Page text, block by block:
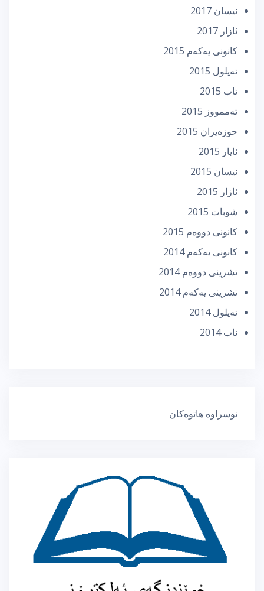
نیسان 2017
ئازار 2017
كانونی یه‌كه‌م 2015
ئه‌یلول 2015
ئاب 2015
تەممووز 2015
حوزه‌یران 2015
ئایار 2015
نیسان 2015
ئازار 2015
شوبات 2015
كانونی دووه‌م 2015
كانونی یه‌كه‌م 2014
تشرینی دووه‌م 2014
تشرینی یه‌كه‌م 2014
ئه‌یلول 2014
ئاب 2014
نوسراوە هاتوەکان